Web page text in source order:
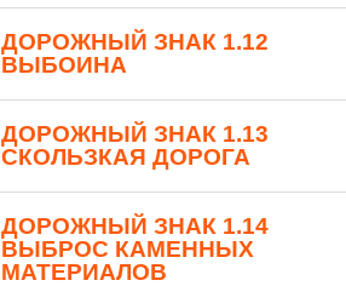
ДОРОЖНЫЙ ЗНАК 1.12
ВЫБОИНА
ДОРОЖНЫЙ ЗНАК 1.13
СКОЛЬЗКАЯ ДОРОГА
ДОРОЖНЫЙ ЗНАК 1.14
ВЫБРОС КАМЕННЫХ
МАТЕРИАЛОВ